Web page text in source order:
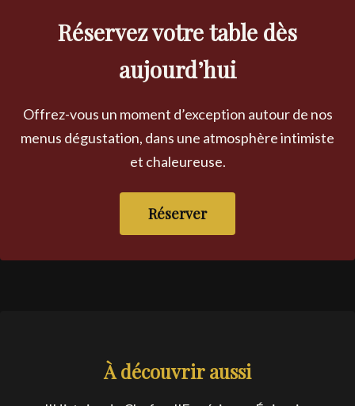
Réservez votre table dès
aujourd’hui
Offrez-vous un moment d’exception autour de nos
menus dégustation, dans une atmosphère intimiste
et chaleureuse.
Réserver
À découvrir aussi